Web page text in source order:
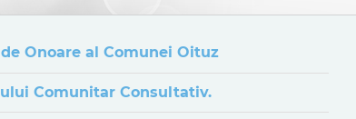
Onoare al Comunei Oituz
Comunitar Consultativ.